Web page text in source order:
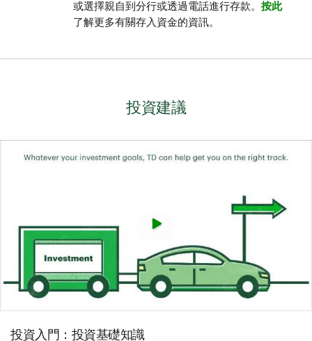
或選擇親自到分行或透過電話進行存款。 按此
了解更多有關存入資金的資訊。
投資建議
投資入門：投資基礎知識